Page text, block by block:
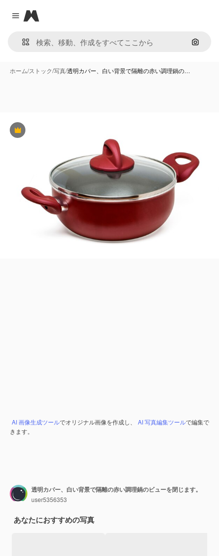
Close menu
Magnific
画像で
ホーム/ストック/写真/透明カバー、白い背景で隔離の赤い調理鍋の…
Premium
AI 画像生成ツールでオリジナル画像を作成し、 AI 写真編集ツールで編集で
きます。
透明カバー、白い背景で隔離の赤い調理鍋のビューを閉じます。
user5356353
あなたにおすすめの写真